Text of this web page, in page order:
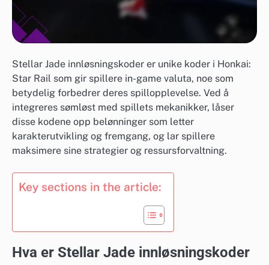
Stellar Jade innløsningskoder er unike koder i Honkai:
Star Rail som gir spillere in-game valuta, noe som
betydelig forbedrer deres spillopplevelse. Ved å
integreres sømløst med spillets mekanikker, låser
disse kodene opp belønninger som letter
karakterutvikling og fremgang, og lar spillere
maksimere sine strategier og ressursforvaltning.
Key sections in the article:
Hva er Stellar Jade innløsningskoder